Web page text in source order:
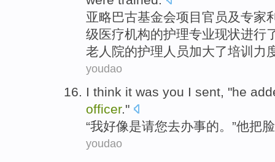
亚略巴古基金会项目官员及专家
级医疗机构的护理专业现状进行
老人院的护理 人员加大了培训力
youdao
I think it was you I sent, "he
officer."
“我好像是请您去办事的。”他把
youdao